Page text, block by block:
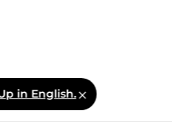
in English.